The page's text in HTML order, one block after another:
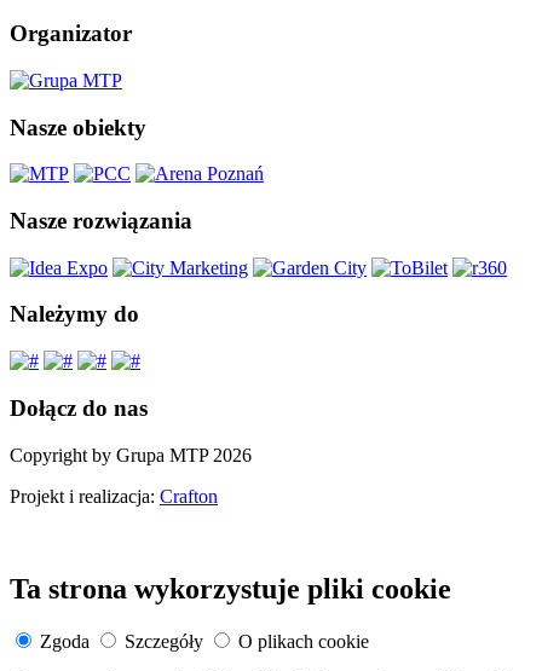
Organizator
Nasze obiekty
Nasze rozwiązania
Należymy do
Dołącz do nas
Copyright by Grupa MTP 2026
Projekt i realizacja: Crafton
Ta strona wykorzystuje pliki cookie
Zgoda Szczegóły
O plikach cookie